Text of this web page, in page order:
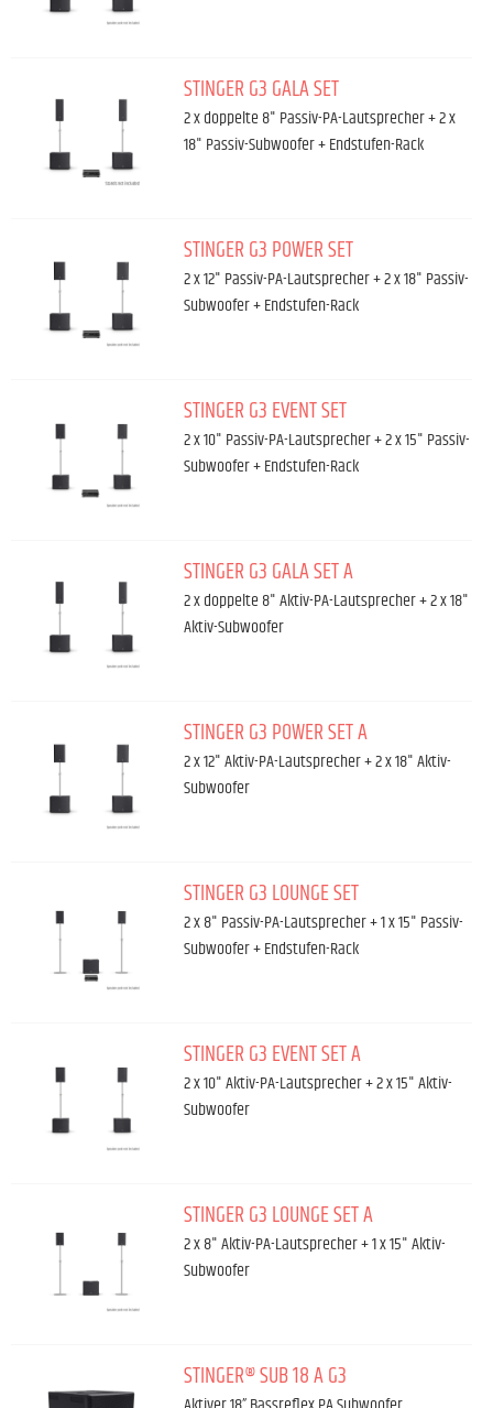
STINGER G3 GALA SET
2 x doppelte 8" Passiv-PA-Lautsprecher + 2 x
18" Passiv-Subwoofer + Endstufen-Rack
STINGER G3 POWER SET
2 x 12" Passiv-PA-Lautsprecher + 2 x 18" Passiv-
Subwoofer + Endstufen-Rack
STINGER G3 EVENT SET
2 x 10" Passiv-PA-Lautsprecher + 2 x 15" Passiv-
Subwoofer + Endstufen-Rack
STINGER G3 GALA SET A
2 x doppelte 8" Aktiv-PA-Lautsprecher + 2 x 18"
Aktiv-Subwoofer
STINGER G3 POWER SET A
2 x 12" Aktiv-PA-Lautsprecher + 2 x 18" Aktiv-
Subwoofer
STINGER G3 LOUNGE SET
2 x 8" Passiv-PA-Lautsprecher + 1 x 15" Passiv-
Subwoofer + Endstufen-Rack
STINGER G3 EVENT SET A
2 x 10" Aktiv-PA-Lautsprecher + 2 x 15" Aktiv-
Subwoofer
STINGER G3 LOUNGE SET A
2 x 8" Aktiv-PA-Lautsprecher + 1 x 15" Aktiv-
Subwoofer
STINGER® SUB 18 A G3